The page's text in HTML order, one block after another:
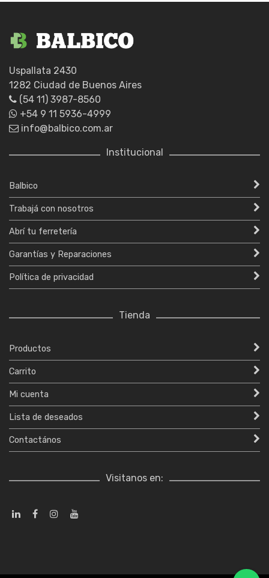
Uspallata 2430
1282 Ciudad de Buenos Aires
(54 11) 3987-8560
+54 9 11 5936-4999
info@balbico.com.ar
Institucional
Balbico
Trabajá con nosotros
Abrí tu ferretería
Garantías y Reparaciones
Política de privacidad
Tienda
Productos
Carrito
Mi cuenta
Lista de deseados
Contactános
Visitanos en: